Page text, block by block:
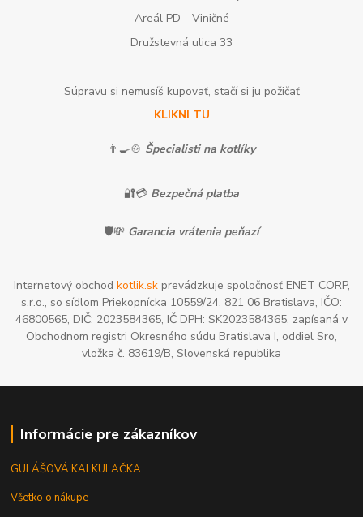
Areál PD - Viničné
Družstevná ulica 33
Súpravu si nemusíš kupovať, stačí si ju požičať
KLIKNI TU
👨‍🍳🍲 Špecialisti na kotlíky
🔐💳 Bezpečná platba
🛡️💸 Garancia vrátenia peňazí
Internetový obchod kotlik.skprevádzkuje spoločnosť ENET CORP,
s.r.o., so sídlom Priekopnícka 10559/24, 821 06 Bratislava, IČO:
46800565, DIČ: 2023584365, IČ DPH: SK2023584365, zapísaná v
Obchodnom registri Okresného súdu Bratislava I, oddiel Sro,
vložka č. 83619/B, Slovenská republika
Informácie pre zákazníkov
GULÁŠOVÁ KALKULAČKA
Všetko o nákupe